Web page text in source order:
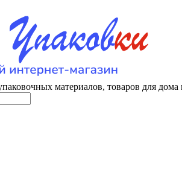
материалов, товаров для дома